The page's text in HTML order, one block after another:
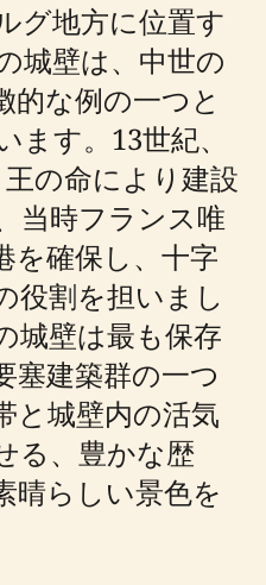
グ地方に位置す
城壁は、中世の
的な例の一つと
ます。13世紀、
の命により建設
当時フランス唯
を確保し、十字
役割を担いまし
城壁は最も保存
塞建築群の一つ
と城壁内の活気
る、豊かな歴
晴らしい景色を